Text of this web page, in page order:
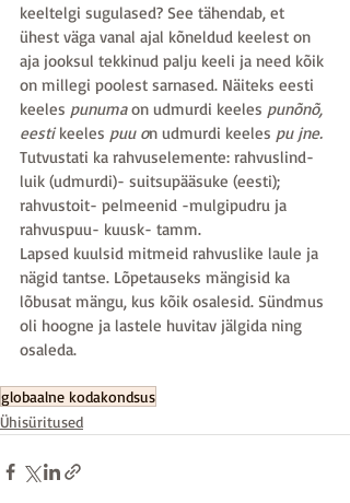
keeltelgi sugulased? See tähendab, et
ühest väga vanal ajal kõneldud keelest on
aja jooksul tekkinud palju keeli ja need kõik
on millegi poolest sarnased. Näiteks eesti
keeles punuma on udmurdi keeles punõnõ,
eesti keeles puu on udmurdi keeles pu jne.
Tutvustati ka rahvuselemente: rahvuslind-
luik (udmurdi)- suitsupääsuke (eesti);
rahvustoit- pelmeenid -mulgipudru ja
rahvuspuu- kuusk- tamm.
Lapsed kuulsid mitmeid rahvuslike laule ja
nägid tantse. Lõpetauseks mängisid ka
lõbusat mängu, kus kõik osalesid. Sündmus
oli hoogne ja lastele huvitav jälgida ning
osaleda.
globaalne kodakondsus
Ühisüritused